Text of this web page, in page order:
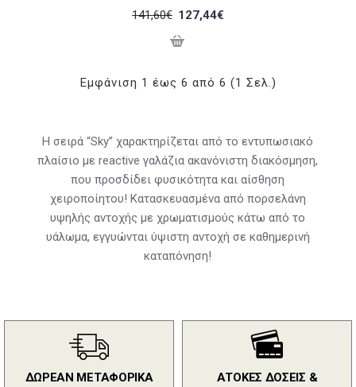
141,60€ 127,44€
Εμφάνιση 1 έως 6 από 6 (1 Σελ.)
Η σειρά “Sky” χαρακτηρίζεται από το εντυπωσιακό
πλαίσιο με reactive γαλάζια ακανόνιστη διακόσμηση,
που προσδίδει φυσικότητα και αίσθηση
χειροποίητου! Κατασκευασμένα από πορσελάνη
υψηλής αντοχής με χρωματισμούς κάτω από το
υάλωμα, εγγυώνται ύψιστη αντοχή σε καθημερινή
καταπόνηση!
ΔΩΡΕΑΝ ΜΕΤΑΦΟΡΙΚΑ
ΑΤΟΚΕΣ ΔΟΣΕΙΣ &